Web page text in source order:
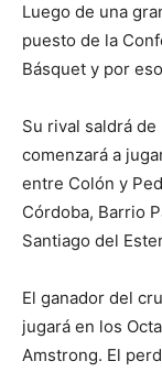
Luego de una
puesto de la
Básquet y por
Su rival saldrá
comenzará a
entre Colón y
Córdoba, Barrio
Santiago del
El ganador del
jugará en los
Amstrong. El